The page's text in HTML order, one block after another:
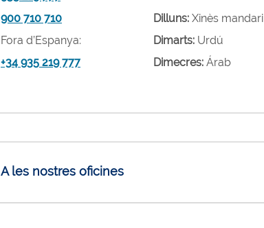
900 710 710
Fora d’Espanya:
+34 935 219 777
Dilluns: Xinès mandari
Dimarts: Urdú
Dimecres: Árab
A les nostres oficines